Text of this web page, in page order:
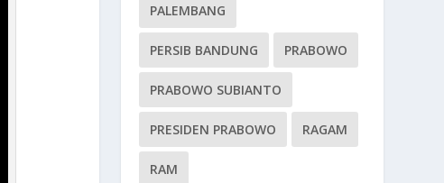
PALEMBANG
PERSIB BANDUNG PRABOWO
PRABOWO SUBIANTO
PRESIDEN PRABOWO RAGAM
RAM